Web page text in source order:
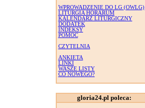
WPROWADZENIE DO LG (OWLG)
LITURGIA HORARUM
KALENDARZ LITURGICZNY
DODATEK
INDEKSY
POMOC
CZYTELNIA
ANKIETA
LINKI
WASZE LISTY
CO NOWEGO?
gloria24.pl poleca: